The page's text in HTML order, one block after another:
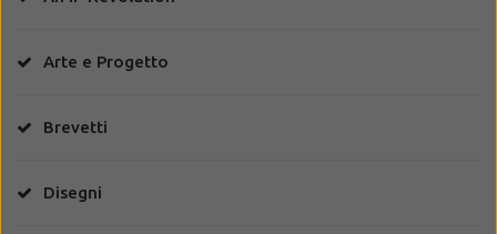
Arte e Progetto
Brevetti
Disegni